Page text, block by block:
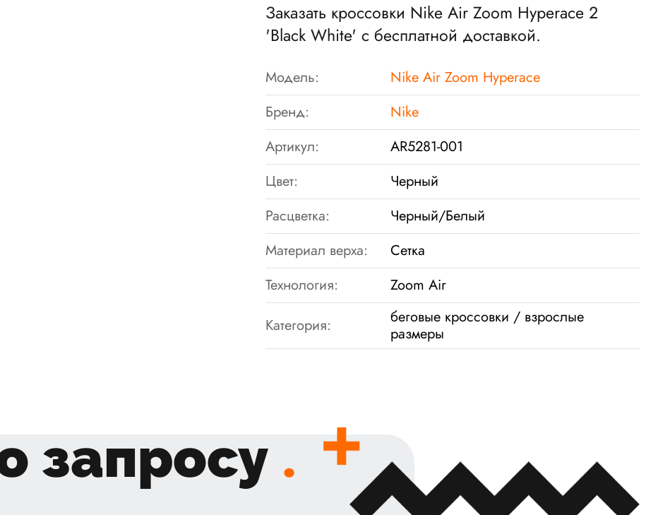
Заказать кроссовки Nike Air Zoom Hyperace 2
'Black White' с бесплатной доставкой.
Модель:
Nike Air Zoom Hyperace
Бренд:
Nike
Артикул:
AR5281-001
Цвет:
Черный
Расцветка:
Черный/Белый
Материал верха:
Сетка
Технология:
Zoom Air
Категория:
беговые кроссовки / взрослые
размеры
запросу .